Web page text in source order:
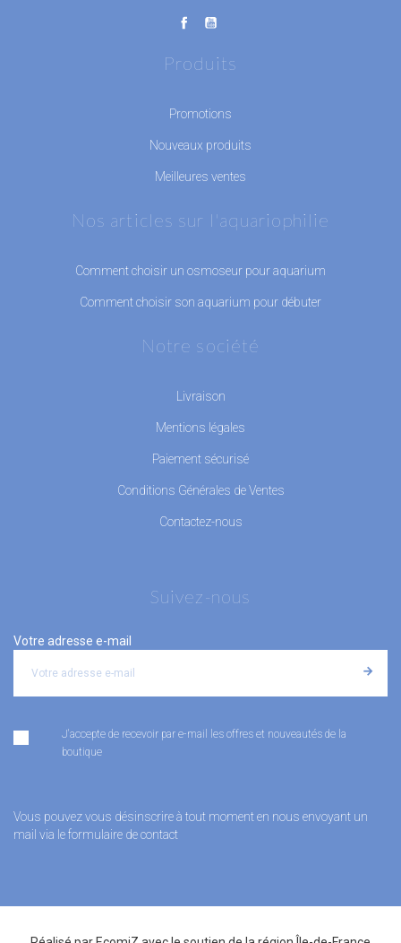
Produits
Promotions
Nouveaux produits
Meilleures ventes
Nos articles sur l'aquariophilie
Comment choisir un osmoseur pour aquarium
Comment choisir son aquarium pour débuter
Notre société
Livraison
Mentions légales
Paiement sécurisé
Conditions Générales de Ventes
Contactez-nous
Suivez-nous
Votre adresse e-mail
J'accepte de recevoir par e-mail les offres et nouveautés de la
boutique
Vous pouvez vous désinscrire à tout moment en nous envoyant un
mail via le formulaire de contact